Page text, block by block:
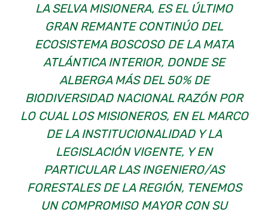
LA SELVA MISIONERA, ES EL ÚLTIMO
GRAN REMANTE CONTINÚO DEL
ECOSISTEMA BOSCOSO DE LA MATA
ATLÁNTICA INTERIOR, DONDE SE
ALBERGA MÁS DEL 50% DE
BIODIVERSIDAD NACIONAL RAZÓN POR
LO CUAL LOS MISIONEROS, EN EL MARCO
DE LA INSTITUCIONALIDAD Y LA
LEGISLACIÓN VIGENTE, Y EN
PARTICULAR LAS INGENIERO/AS
FORESTALES DE LA REGIÓN, TENEMOS
UN COMPROMISO MAYOR CON SU